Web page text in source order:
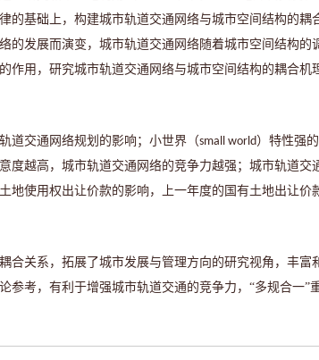
的基础上，构建城市轨道交通网络与城市空间结构的
的发展而演变，城市轨道交通网络随着城市空间结构
作用，研究城市轨道交通网络与城市空间结构的耦合
道交通网络规划的影响；小世界（small world）特性强
度越高，城市轨道交通网络的竞争力越强；城市轨道
地使用权出让价款的影响，上一年度的国有土地出让
合关系，拓展了城市发展与管理方向的研究视角，丰
考，有利于增强城市轨道交通的竞争力， “多规合一”